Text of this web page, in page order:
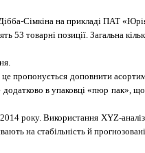
Сімкіна на прикладі ПАТ
товарні позиції. Загальна
пропонується доповнити
додатково в упаковці «пюр пак»,
2014 року.Використання XYZ-
на стабільність й